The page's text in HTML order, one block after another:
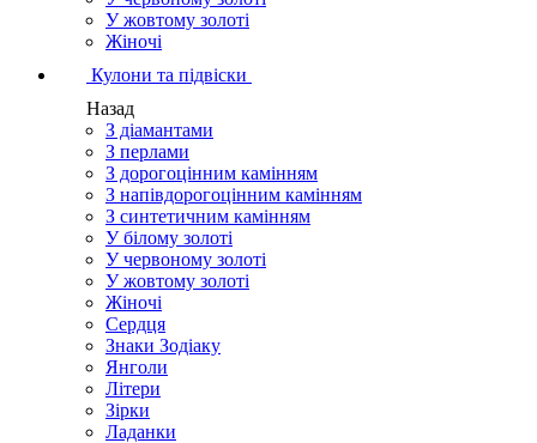
У жовтому золоті
Жіночі
Кулони та підвіски
Назад
З діамантами
З перлами
З дорогоцінним камінням
З напівдорогоцінним камінням
З синтетичним камінням
У білому золоті
У червоному золоті
У жовтому золоті
Жіночі
Сердця
Знаки Зодіаку
Янголи
Літери
Зірки
Ладанки